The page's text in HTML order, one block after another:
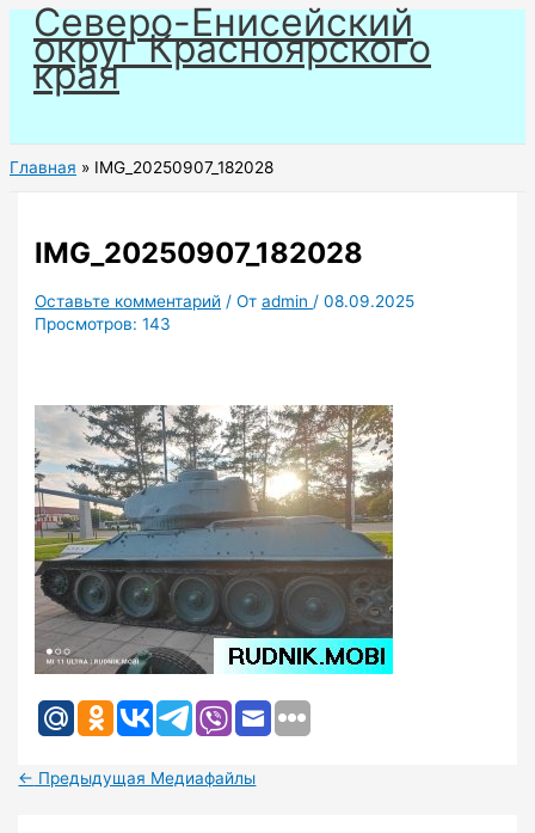
Перейти
содержимому
Северо-Енисейский
округ Красноярского
края
Главная IMG_20250907_182028
IMG_20250907_182028
Оставьте комментарий / Отadmin /08.09.2025
Просмотров: 143
← Предыдущая Медиафайлы